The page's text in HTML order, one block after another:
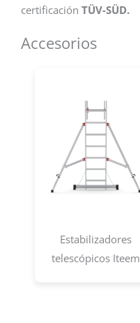
certificación TÜV-SÜD.
Accesorios
Estabilizadores
telescópicos Iteem